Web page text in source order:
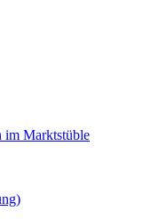
im Marktstüble